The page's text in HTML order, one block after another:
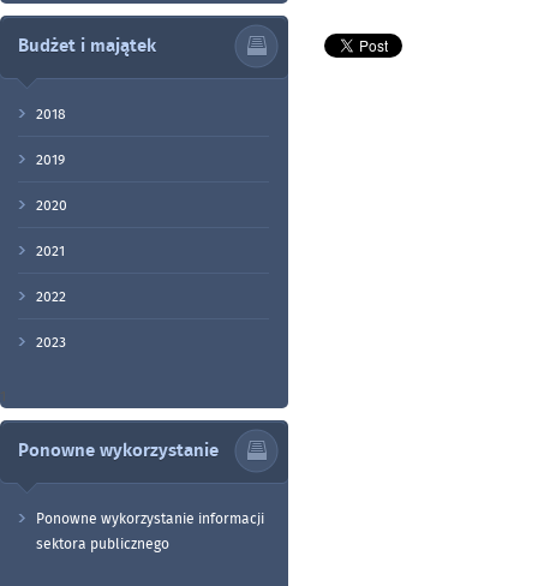
Budżet i majątek
2018
2019
2020
2021
2022
2023
Ponowne wykorzystanie
Ponowne wykorzystanie informacji
sektora publicznego